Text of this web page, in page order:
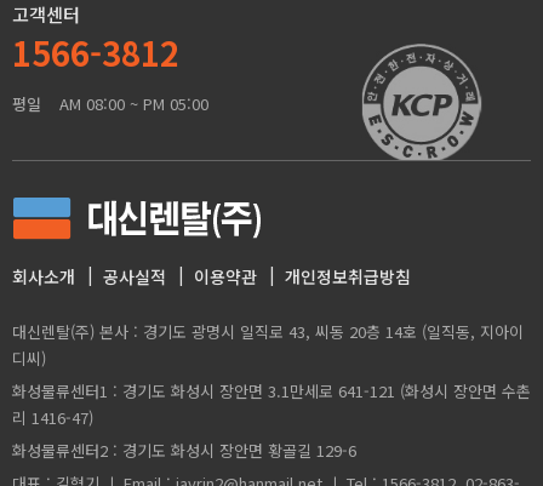
고객센터
1566-3812
평일 AM 08:00 ~ PM 05:00
회사소개 공사실적 이용약관 개인정보취급방침
대신렌탈(주) 본사 : 경기도 광명시 일직로 43, 씨동 20층 14호 (일직동, 지아이
디씨)
화성물류센터1 : 경기도 화성시 장안면 3.1만세로 641-121 (화성시 장안면 수촌
리 1416-47)
화성물류센터2 : 경기도 화성시 장안면 황골길 129-6